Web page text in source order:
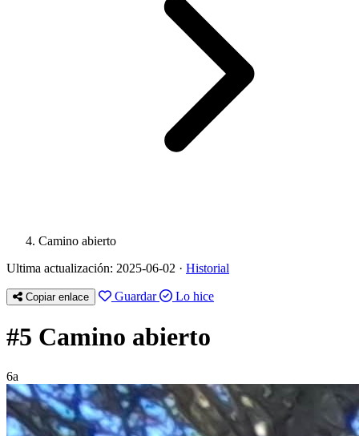
Camino abierto
Ultima actualización: 2025-06-02 · Historial
Copiar enlace Guardar Lo hice
#5 Camino abierto
6a